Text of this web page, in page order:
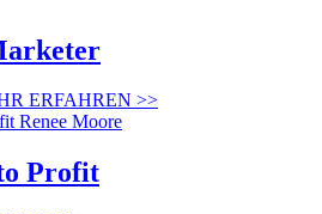
ERFAHREN >>
Profit